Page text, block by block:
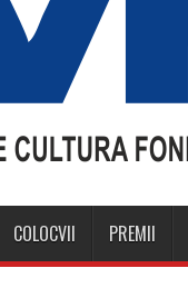
COLOCVII PREMII